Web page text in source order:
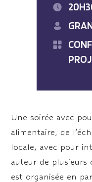
Une soirée avec
alimentaire, de
locale, avec pour
auteur de plusieurs
est organisée en